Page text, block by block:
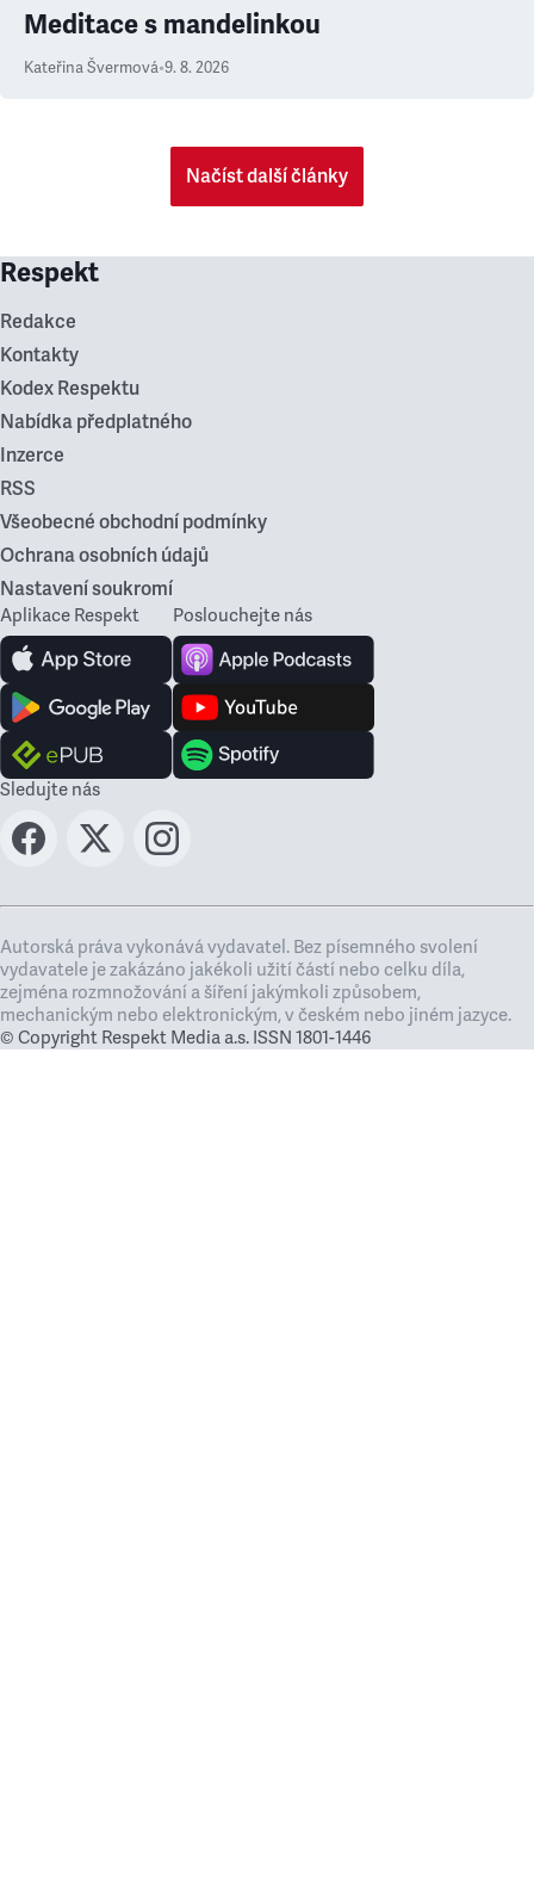
Meditace s mandelinkou
Kateřina Švermová•9. 8. 2026
Načíst další články
Respekt
Redakce
Kontakty
Kodex Respektu
Nabídka předplatného
Inzerce
RSS
Všeobecné obchodní podmínky
Ochrana osobních údajů
Nastavení soukromí
Aplikace Respekt Poslouchejte nás
Sledujte nás
Autorská práva vykonává vydavatel. Bez písemného svolení
vydavatele je zakázáno jakékoli užití částí nebo celku díla,
zejména rozmnožování a šíření jakýmkoli způsobem,
mechanickým nebo elektronickým, v českém nebo jiném jazyce.
© Copyright Respekt Media a.s. ISSN 1801-1446